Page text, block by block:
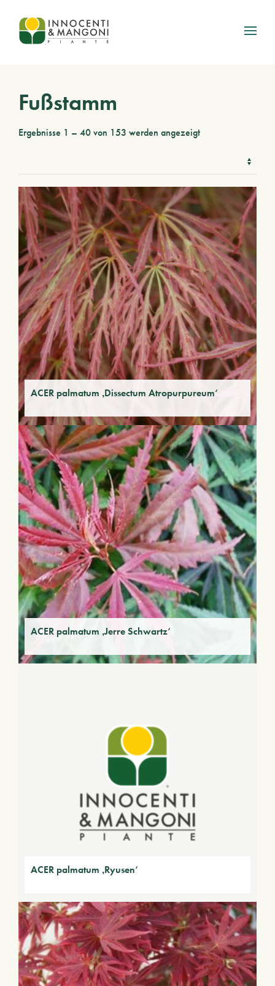
Skip to main content
Fußstamm
Ergebnisse 1 – 40 von 153 werden angezeigt
ACER palmatum ‚Dissectum Atropurpureum‘
ACER palmatum ‚Jerre Schwartz‘
ACER palmatum ‚Ryusen‘